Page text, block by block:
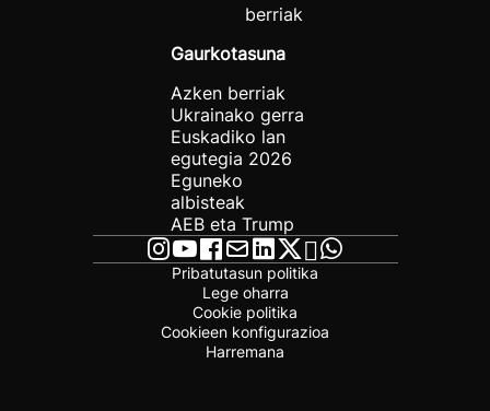
berriak
Gaurkotasuna
Azken berriak
Ukrainako gerra
Euskadiko lan
egutegia 2026
Eguneko
albisteak
AEB eta Trump
Pribatutasun politika
Lege oharra
Cookie politika
Cookieen konfigurazioa
Harremana